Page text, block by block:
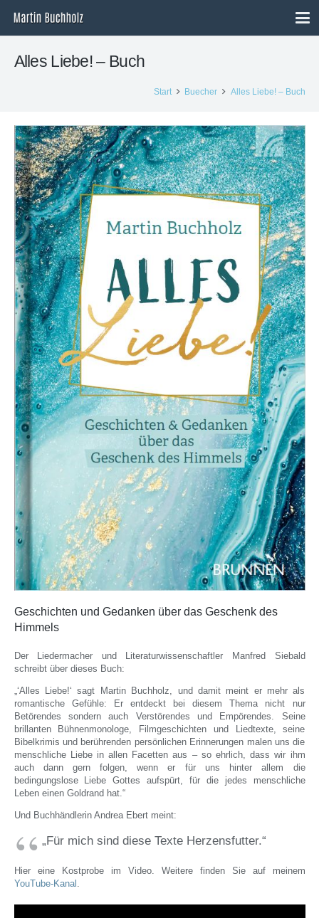
Alles Liebe! – Buch
Start Buecher Alles Liebe! – Buch
Geschichten und Gedanken über das Geschenk des
Himmels
Der Liedermacher und Literaturwissenschaftler Manfred Siebald
schreibt über dieses Buch:
„‘Alles Liebe!‘ sagt Martin Buchholz, und damit meint er mehr als
romantische Gefühle: Er entdeckt bei diesem Thema nicht nur
Betörendes sondern auch Verstörendes und Empörendes. Seine
brillanten Bühnenmonologe, Filmgeschichten und Liedtexte, seine
Bibelkrimis und berührenden persönlichen Erinnerungen malen uns die
menschliche Liebe in allen Facetten aus – so ehrlich, dass wir ihm
auch dann gern folgen, wenn er für uns hinter allem die
bedingungslose Liebe Gottes aufspürt, für die jedes menschliche
Leben einen Goldrand hat.“
Und Buchhändlerin Andrea Ebert meint:
„Für mich sind diese Texte Herzensfutter.“
Hier eine Kostprobe im Video. Weitere finden Sie auf meinem
YouTube-Kanal .